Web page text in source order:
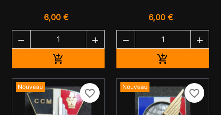
6,00 €
 

6,00 €
 

Nouveau
favorite_border
Nouveau
favorite_border